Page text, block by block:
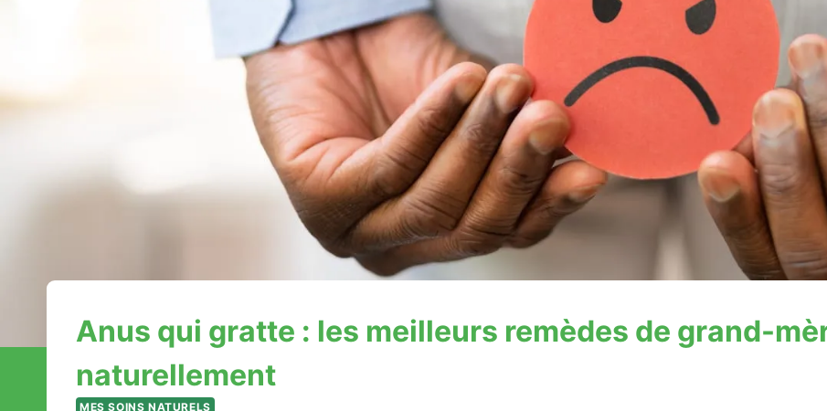
Anus qui gratte : les meilleurs remèdes de grand-
naturellement
MES SOINS NATURELS